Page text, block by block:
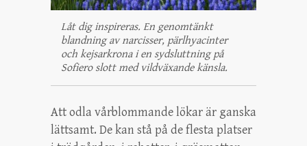
Låt dig inspireras. En genomtänkt
blandning av narcisser, pärlhyacinter
och kejsarkrona i en sydsluttning på
Sofiero slott med vildväxande känsla.
Att odla vårblommande lökar är ganska
lättsamt. De kan stå på de flesta platser